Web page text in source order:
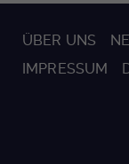
ÜBER UNS
IMPRESSUM